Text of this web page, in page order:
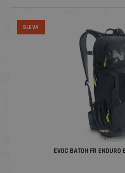
SLEVA
EVOC BATOH FR ENDURO